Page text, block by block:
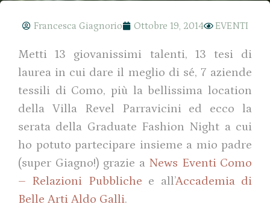
Francesca Giagnorio Ottobre 19, 2014 EVENTI
Metti 13 giovanissimi talenti, 13 tesi di
laurea in cui dare il meglio di sé, 7 aziende
tessili di Como, più la bellissima location
della Villa Revel Parravicini ed ecco la
serata della Graduate Fashion Night a cui
ho potuto partecipare insieme a mio padre
(super Giagno!) grazie a News Eventi Como
– Relazioni Pubbliche e all’Accademia di
Belle Arti Aldo Galli.